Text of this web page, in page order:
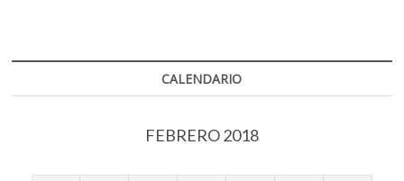
CALENDARIO
FEBRERO 2018